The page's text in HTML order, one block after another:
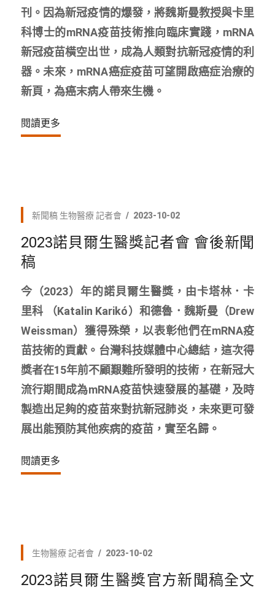
刊。因為新冠疫情的爆發，將魏斯曼教授與卡里
科博士的mRNA疫苗技術推向臨床實踐，mRNA
新冠疫苗橫空出世，成為人類對抗新冠疫情的利
器。未來，mRNA癌症疫苗可望開啟癌症治療的
新頁，為癌末病人帶來生機。
閱讀更多
新聞稿 生物醫療 記者會 2023-10-02
2023諾貝爾生醫獎記者會 會後新聞
稿
今（2023）年的諾貝爾生醫獎，由卡塔林．卡
里科 （Katalin Karikó）和德魯．魏斯曼（Drew
Weissman）獲得殊榮，以表彰他們在mRNA疫
苗技術的貢獻。台灣科技媒體中心總結，這次得
獎者在15年前不顧艱難所發明的技術，在新冠大
流行期間成為mRNA疫苗快速發展的基礎，及時
製造出足夠的疫苗來對抗新冠肺炎，未來更可發
展出能預防其他疾病的疫苗，實至名歸。
閱讀更多
生物醫療 記者會 2023-10-02
2023諾貝爾生醫獎官方新聞稿全文